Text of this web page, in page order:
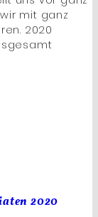
mit ganz
2020
2020